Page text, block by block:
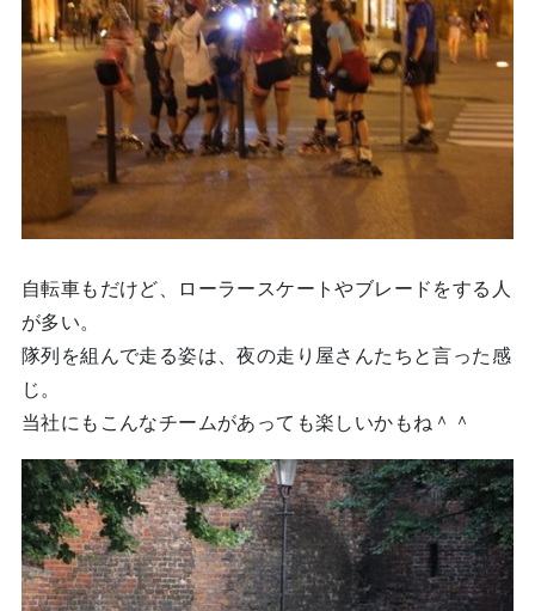
自転車もだけど、ローラースケートやブレードをする人
が多い。
隊列を組んで走る姿は、夜の走り屋さんたちと言った感
じ。
当社にもこんなチームがあっても楽しいかもね＾＾